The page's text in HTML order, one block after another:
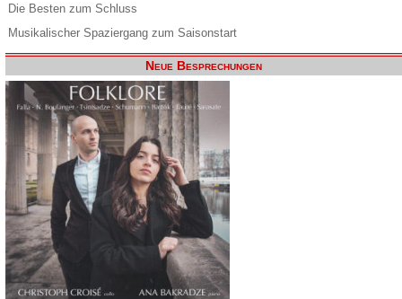
Die Besten zum Schluss
Musikalischer Spaziergang zum Saisonstart
Neue Besprechungen